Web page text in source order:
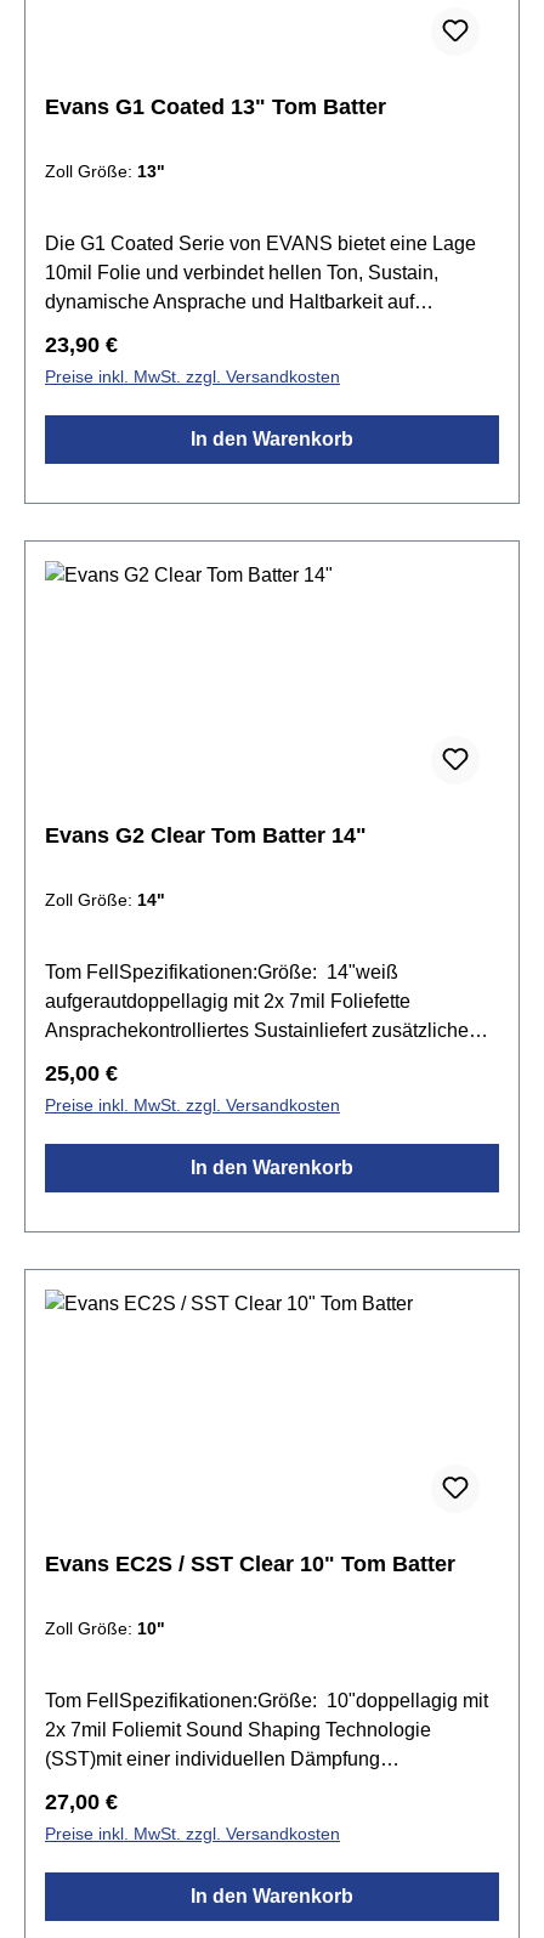
Evans G1 Coated 13" Tom Batter
Zoll Größe: 13"
Die G1 Coated Serie von EVANS bietet eine Lage
10mil Folie und verbindet hellen Ton, Sustain,
dynamische Ansprache und Haltbarkeit auf
Standard für einen offenen und ausdrucksvollen
Sound. Tief gestimmt produziert sie einen grollenden
Rumble, der den natürlichen Sound des Kessels
betont. Die beschichtete Version liefert zusätzliche
13"beschichteteinlagig 1x 10mil Folieoffener und
360 Technologie
Regulärer Preis:
23,90 €
Preise inkl. MwSt. zzgl. Versandkosten
In den Warenkorb
Evans G2 Clear Tom Batter 14"
Zoll Größe: 14"
Tom FellSpezifikationen:Größe: 14"weiß
aufgerautdoppellagig mit 2x 7mil Foliefette
Ansprachekontrolliertes Sustainliefert zusätzliche
Regulärer Preis:
25,00 €
Preise inkl. MwSt. zzgl. Versandkosten
In den Warenkorb
Evans EC2S / SST Clear 10" Tom Batter
Zoll Größe: 10"
Tom FellSpezifikationen:Größe: 10"doppellagig mit
2x 7mil Foliemit Sound Shaping Technologie
(SST)mit einer individuellen Dämpfung
Fellunterseite angebrachtgrößerer
Stimmumfangmehr Ton, Sustain und einen
knackigen AnschlagLevel 360 TechnologieFarbe:
Regulärer Preis:
27,00 €
Preise inkl. MwSt. zzgl. Versandkosten
In den Warenkorb